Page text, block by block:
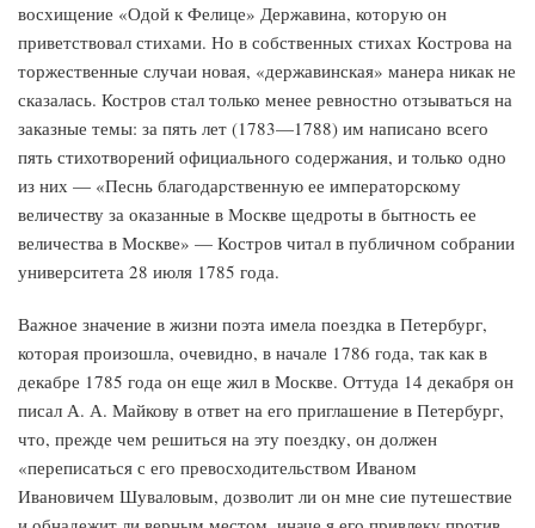
восхищение «Одой к Фелице» Державина, которую он
приветствовал стихами. Но в собственных стихах Кострова на
торжественные случаи новая, «державинская» манера никак не
сказалась. Костров стал только менее ревностно отзываться на
заказные темы: за пять лет (1783—1788) им написано всего
пять стихотворений официального содержания, и только одно
из них — «Песнь благодарственную ее императорскому
величеству за оказанные в Москве щедроты в бытность ее
величества в Москве» — Костров читал в публичном собрании
университета 28 июля 1785 года.
Важное значение в жизни поэта имела поездка в Петербург,
которая произошла, очевидно, в начале 1786 года, так как в
декабре 1785 года он еще жил в Москве. Оттуда 14 декабря он
писал А. А. Майкову в ответ на его приглашение в Петербург,
что, прежде чем решиться на эту поездку, он должен
«переписаться с его превосходительством Иваном
Ивановичем Шуваловым, дозволит ли он мне сие путешествие